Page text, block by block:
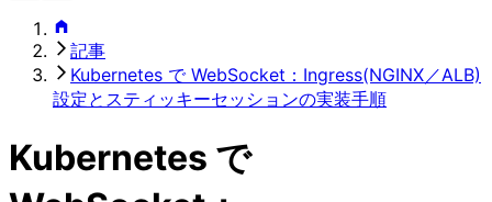
記事
Kubernetes で WebSocket：Ingress(NGINX／ALB)
設定とスティッキーセッションの実装手順
Kubernetes で